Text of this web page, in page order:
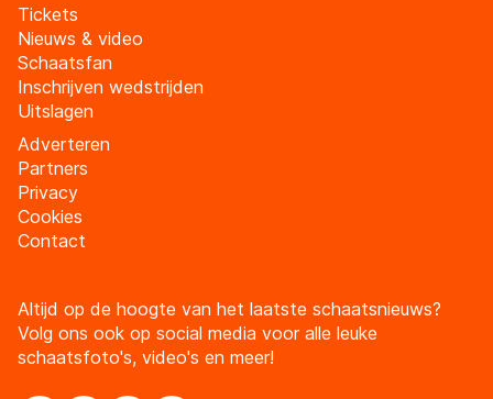
Tickets
Nieuws & video
Schaatsfan
Inschrijven wedstrijden
Uitslagen
Adverteren
Partners
Privacy
Cookies
Contact
Altijd op de hoogte van het laatste schaatsnieuws?
Volg ons ook op social media voor alle leuke
schaatsfoto's, video's en meer!